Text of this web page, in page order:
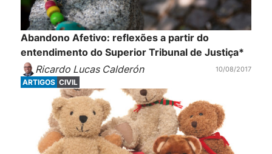
Abandono Afetivo: reflexões a partir do
entendimento do Superior Tribunal de Justiça*
Ricardo Lucas Calderón
10/08/2017
ARTIGOS CIVIL